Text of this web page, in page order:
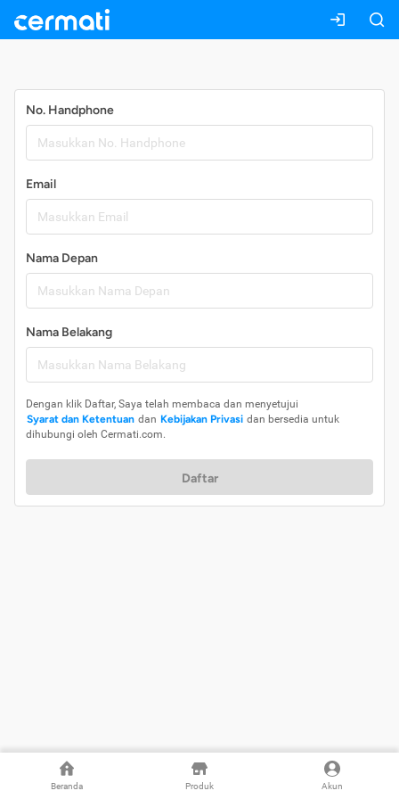
Beranda Produk Akun
No. Handphone
Email
Nama Depan
Nama Belakang
Dengan klik Daftar, Saya telah membaca dan menyetujui
Syarat dan Ketentuan dan Kebijakan Privasi dan bersedia untuk
dihubungi oleh Cermati.com.
Daftar